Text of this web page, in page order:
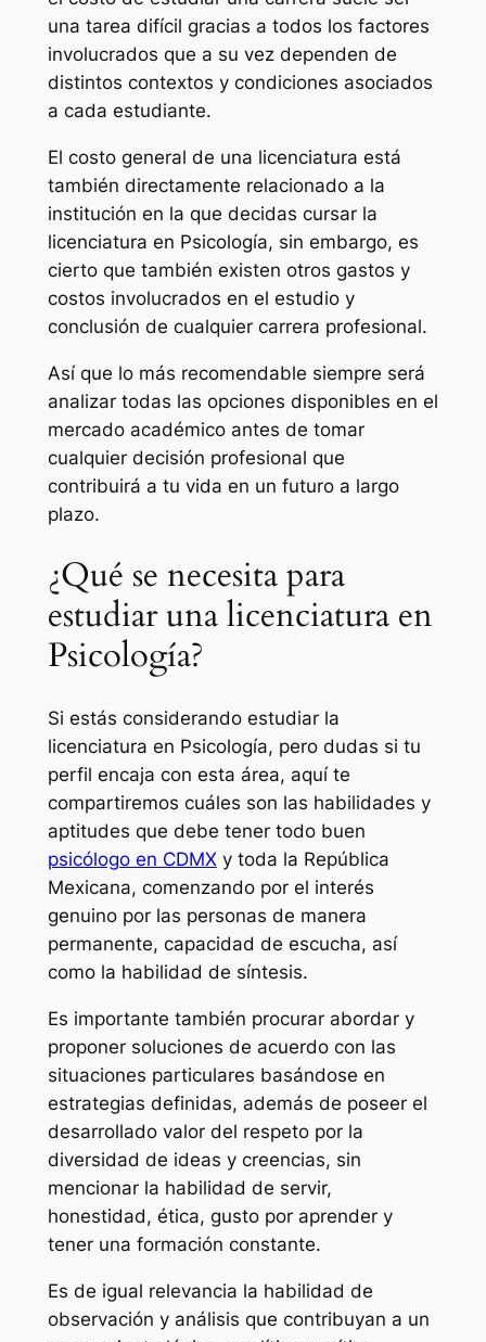
una tarea difícil gracias a todos los factores
involucrados que a su vez dependen de
distintos contextos y condiciones asociados
a cada estudiante.
El costo general de una licenciatura está
también directamente relacionado a la
institución en la que decidas cursar la
licenciatura en Psicología, sin embargo, es
cierto que también existen otros gastos y
costos involucrados en el estudio y
conclusión de cualquier carrera profesional.
Así que lo más recomendable siempre será
analizar todas las opciones disponibles en el
mercado académico antes de tomar
cualquier decisión profesional que
contribuirá a tu vida en un futuro a largo
plazo.
¿Qué se necesita para
estudiar una licenciatura en
Psicología?
Si estás considerando estudiar la
licenciatura en Psicología, pero dudas si tu
perfil encaja con esta área, aquí te
compartiremos cuáles son las habilidades y
aptitudes que debe tener todo buen
psicólogo en CDMXy toda la República
Mexicana, comenzando por el interés
genuino por las personas de manera
permanente, capacidad de escucha, así
como la habilidad de síntesis.
Es importante también procurar abordar y
proponer soluciones de acuerdo con las
situaciones particulares basándose en
estrategias definidas, además de poseer el
desarrollado valor del respeto por la
diversidad de ideas y creencias, sin
mencionar la habilidad de servir,
honestidad, ética, gusto por aprender y
tener una formación constante.
Es de igual relevancia la habilidad de
observación y análisis que contribuyan a un